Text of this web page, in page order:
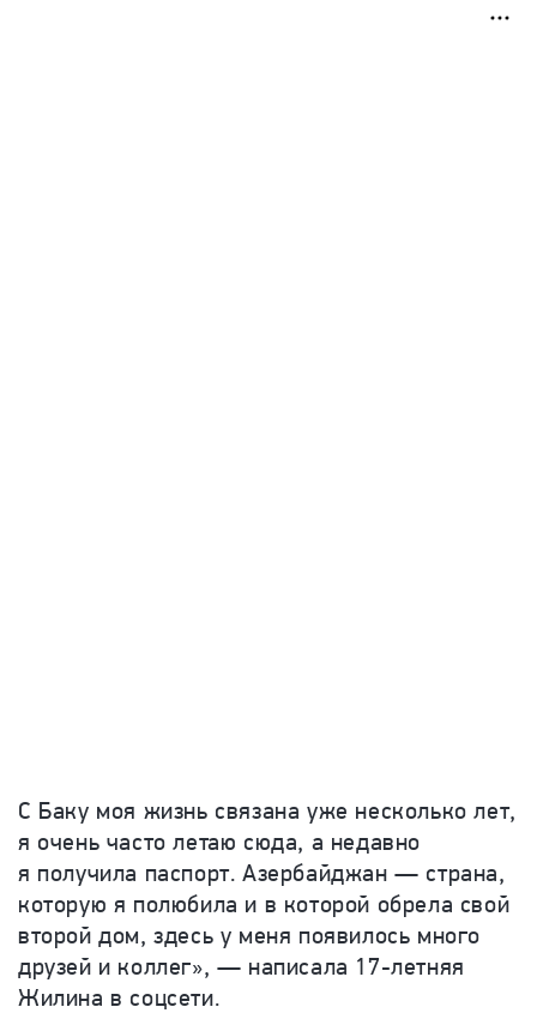
С Баку моя жизнь связана уже несколько лет,
я очень часто летаю сюда, а недавно
я получила паспорт. Азербайджан — страна,
которую я полюбила и в которой обрела свой
второй дом, здесь у меня появилось много
друзей и коллег», — написала 17-летняя
Жилина в соцсети.